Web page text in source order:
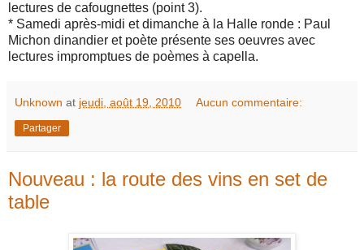
lectures de cafougnettes (point 3).
* Samedi après-midi et dimanche à la Halle ronde : Paul
Michon dinandier et poète présente ses oeuvres avec
lectures impromptues de poèmes à capella.
Unknown at jeudi, août 19, 2010 Aucun commentaire:
Partager
Nouveau : la route des vins en set de
table